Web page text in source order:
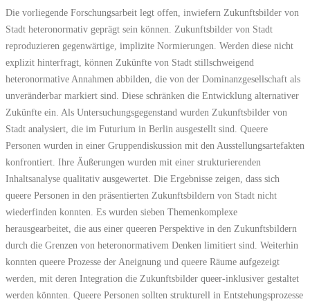
Die vorliegende Forschungsarbeit legt offen, inwiefern Zukunftsbilder von
Stadt heteronormativ geprägt sein können. Zukunftsbilder von Stadt
reproduzieren gegenwärtige, implizite Normierungen. Werden diese nicht
explizit hinterfragt, können Zukünfte von Stadt stillschweigend
heteronormative Annahmen abbilden, die von der Dominanzgesellschaft als
unveränderbar markiert sind. Diese schränken die Entwicklung alternativer
Zukünfte ein. Als Untersuchungsgegenstand wurden Zukunftsbilder von
Stadt analysiert, die im Futurium in Berlin ausgestellt sind. Queere
Personen wurden in einer Gruppendiskussion mit den Ausstellungsartefakten
konfrontiert. Ihre Äußerungen wurden mit einer strukturierenden
Inhaltsanalyse qualitativ ausgewertet. Die Ergebnisse zeigen, dass sich
queere Personen in den präsentierten Zukunftsbildern von Stadt nicht
wiederfinden konnten. Es wurden sieben Themenkomplexe
herausgearbeitet, die aus einer queeren Perspektive in den Zukunftsbildern
durch die Grenzen von heteronormativem Denken limitiert sind. Weiterhin
konnten queere Prozesse der Aneignung und queere Räume aufgezeigt
werden, mit deren Integration die Zukunftsbilder queer-inklusiver gestaltet
werden könnten. Queere Personen sollten strukturell in Entstehungsprozesse